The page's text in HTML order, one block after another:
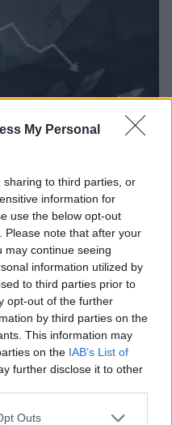
My Personal
to third parties, or
information for
use the below opt-out
Please note that after your
may continue seeing
information utilized by
to third parties prior to
opt-out of the further
by third parties on the
This information may
on the IAB’s List of
further disclose it to other
uses one or more Google
Outs